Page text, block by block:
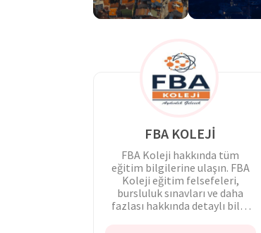
FBA KOLEJİ
FBA Koleji hakkında tüm
eğitim bilgilerine ulaşın. FBA
Koleji eğitim felsefeleri,
bursluluk sınavları ve daha
fazlası hakkında detaylı bilgi